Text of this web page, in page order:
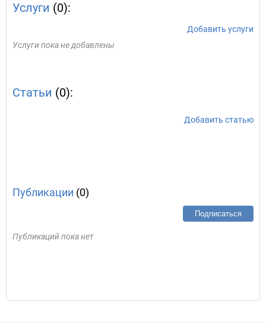
Услуги (0):
Добавить услуги
Услуги пока не добавлены
Статьи (0):
Добавить статью
Публикации (0)
Подписаться
Публикаций пока нет